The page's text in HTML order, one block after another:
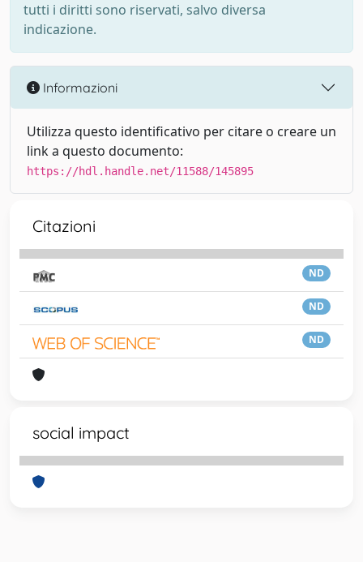
tutti i diritti sono riservati, salvo diversa
indicazione.
Informazioni
Utilizza questo identificativo per citare o creare un
link a questo documento:
https://hdl.handle.net/11588/145895
Citazioni
ND
ND
ND
social impact